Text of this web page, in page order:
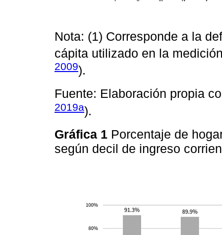
Nota: (1) Corresponde a la
cápita utilizado en la
2009).
Fuente: Elaboración propia
2019a).
Gráfica 1 Porcentaje de
según decil de ingreso